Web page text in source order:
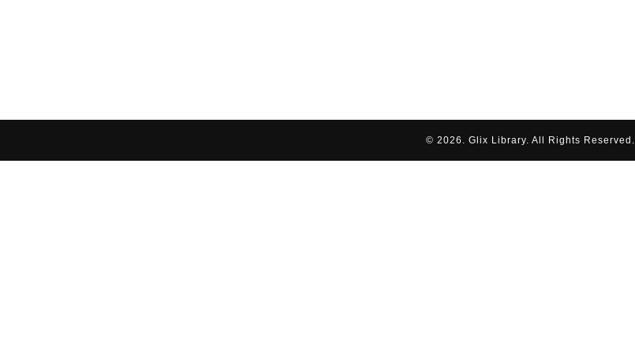
© 2026. Glix Library. All Rights Reserved.